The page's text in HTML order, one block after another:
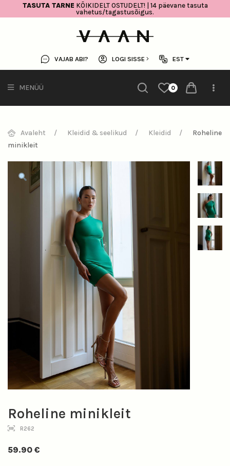
TASUTA TARNE KÕIKIDELT OSTUDELT! | 14 päevane tasuta
vahetus/tagastusõigus.
VAJAB ABI? LOGI SISSE EST
MENÜÜ 0
Avaleht Kleidid & seelikud Kleidid
Roheline
minikleit
Roheline minikleit
R262
59.90 €